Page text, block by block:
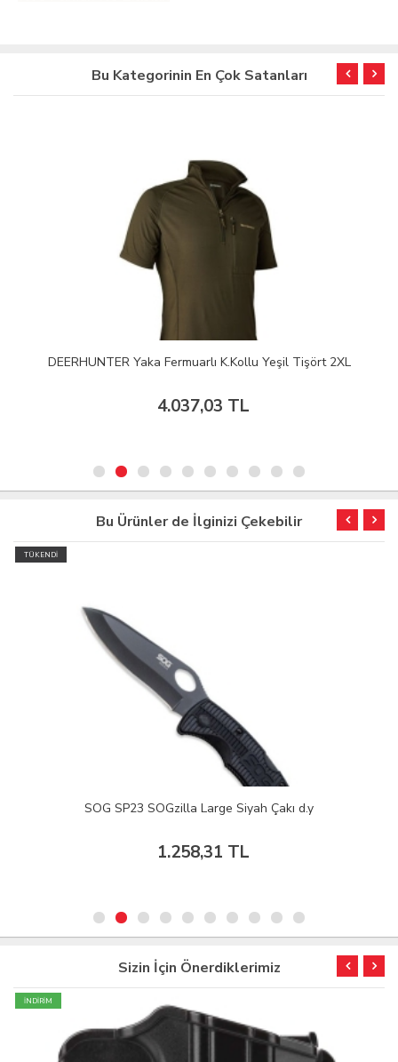
Bu Kategorinin En Çok Satanları
DEERHUNTER Yaka Fermuarlı K.Kollu Yeşil Tişört 2XL
4.037,03 TL
Bu Ürünler de İlginizi Çekebilir
TÜKENDİ
SOG SP23 SOGzilla Large Siyah Çakı d.y
1.258,31 TL
Sizin İçin Önerdiklerimiz
İNDİRİM